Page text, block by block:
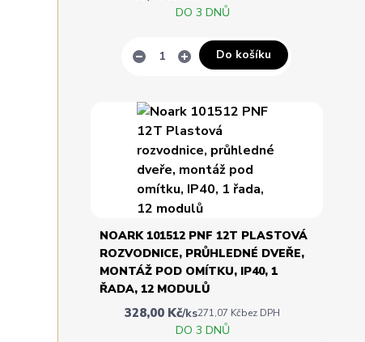
DO 3 DNŮ
Do košíku
NOARK 101512 PNF 12T PLASTOVÁ
ROZVODNICE, PRŮHLEDNÉ DVEŘE,
MONTÁŽ POD OMÍTKU, IP40, 1
ŘADA, 12 MODULŮ
328,00 Kč/ks271,07 Kčbez DPH
DO 3 DNŮ